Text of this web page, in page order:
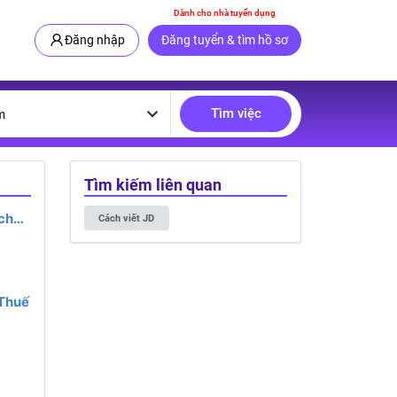
Dành cho nhà tuyển dụng
Đăng nhập Đăng tuyển & tìm hồ sơ
Tìm việc
Tìm kiếm liên quan
Cách viết JD